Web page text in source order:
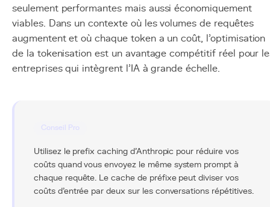
seulement performantes mais aussi économiquement
viables. Dans un contexte où les volumes de requêtes
augmentent et où chaque token a un coût, l'optimisation
de la tokenisation est un avantage compétitif réel pour
entreprises qui intègrent l'IA à grande échelle.
Conseil Pro
Utilisez le prefix caching d'Anthropic pour réduire vos
coûts quand vous envoyez le même system prompt à
chaque requête. Le cache de préfixe peut diviser vos
coûts d'entrée par deux sur les conversations répétitives.